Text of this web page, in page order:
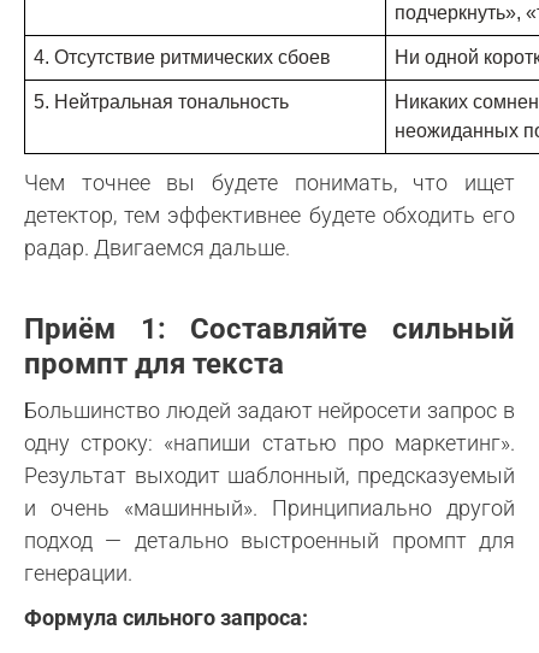
подчеркнуть»,
4. Отсутствие ритмических сбоев Ни одной
5. Нейтральная тональность
Никаких
неожиданных
Чем точнее вы будете понимать, что ищет
детектор, тем эффективнее будете обходить его
радар. Двигаемся дальше.
Приём 1: Составляйте сильный
промпт для текста
Большинство людей задают нейросети запрос в
одну строку: «напиши статью про маркетинг».
Результат выходит шаблонный, предсказуемый
и очень «машинный». Принципиально другой
подход — детально выстроенный промпт для
генерации.
Формула сильного запроса: